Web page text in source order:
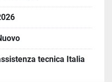
barre rame
tecnica Italia